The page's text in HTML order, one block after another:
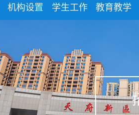
机构设置
职能部门
学生工作
新闻动态
团委
管理制度
学生风采
心理健康
教育教学
教学制度
教学通知
教学动态
实践教学